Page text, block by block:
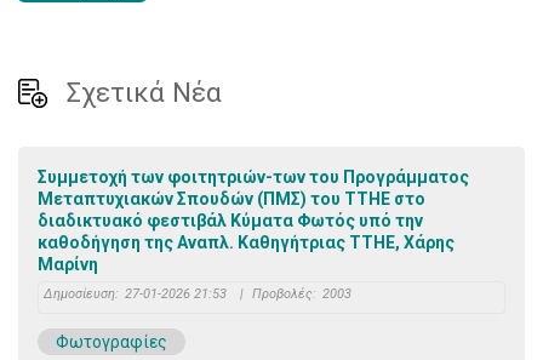
Σχετικά Νέα
Συμμετοχή των φοιτητριών-των του Προγράμματος
Μεταπτυχιακών Σπουδών (ΠΜΣ) του ΤΤΗΕ στο
διαδικτυακό φεστιβάλ Κύματα Φωτός υπό την
καθοδήγηση της Αναπλ. Καθηγήτριας ΤΤΗΕ, Χάρης
Μαρίνη
Δημοσίευση: 27-01-2026 21:53 | Προβολές: 2003
Φωτογραφίες